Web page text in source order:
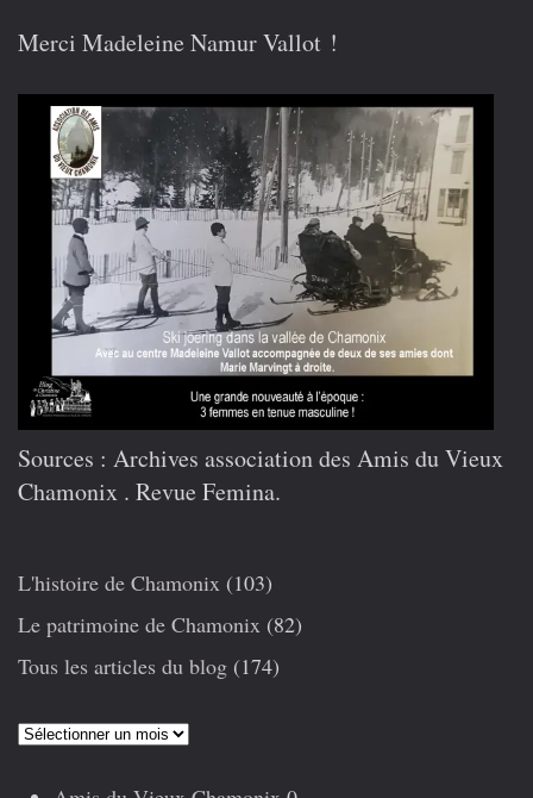
Merci Madeleine Namur Vallot !
Sources : Archives association des Amis du Vieux
Chamonix . Revue Femina.
L'histoire de Chamonix (103)
Le patrimoine de Chamonix (82)
Tous les articles du blog (174)
Articles